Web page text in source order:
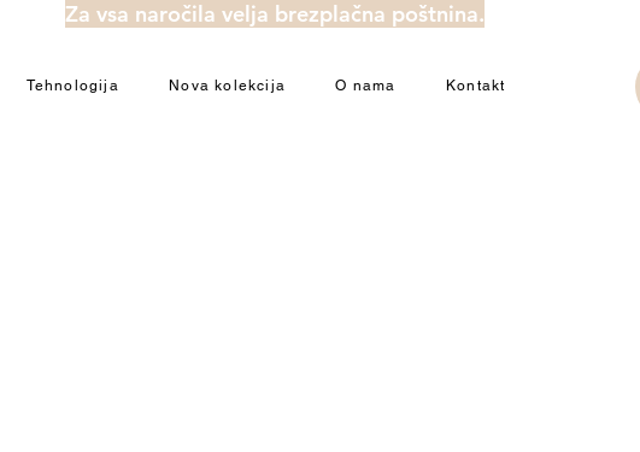
Za vsa naročila velja brezplačna poštnina.
Tehnologija Nova kolekcija O nama Kontakt